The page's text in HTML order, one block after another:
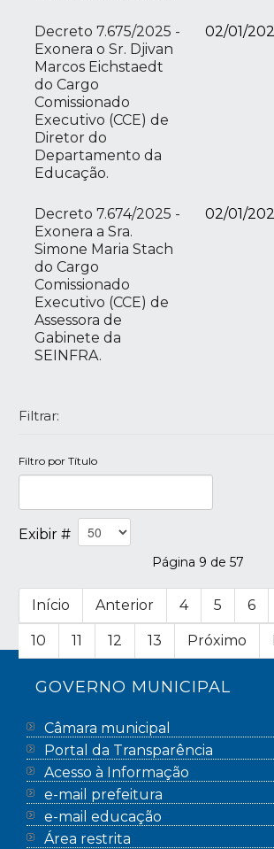
Decreto 7.675/2025 -
Exonera o Sr. Djivan
Marcos Eichstaedt
do Cargo
Comissionado
Executivo (CCE) de
Diretor do
Departamento da
Educação.
02/01/
Decreto 7.674/2025 -
Exonera a Sra.
Simone Maria Stach
do Cargo
Comissionado
Executivo (CCE) de
Assessora de
Gabinete da
SEINFRA.
02/01/
Filtrar:
Filtro por Título
Exibir #
Página 9 de 57
Início Anterior 4 5 6
10 11 12 13 Próximo
GOVERNO MUNICIPAL
Câmara municipal
Portal da Transparência
Acesso à Informação
e-mail prefeitura
e-mail educação
Área restrita